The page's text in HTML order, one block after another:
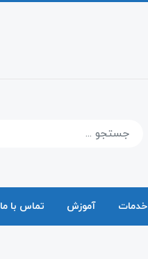
خدمات آموزش تماس با ما